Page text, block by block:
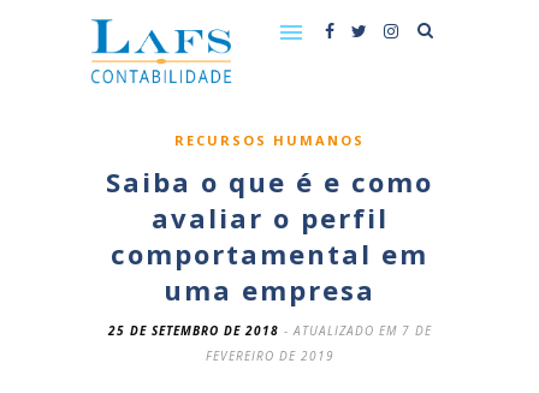
RECURSOS HUMANOS
Saiba o que é e como
avaliar o perfil
comportamental em
uma empresa
25 DE SETEMBRO DE 2018 - ATUALIZADO EM 7 DE
FEVEREIRO DE 2019